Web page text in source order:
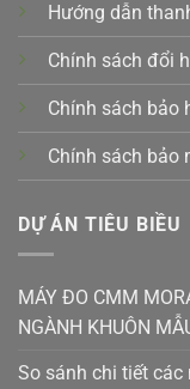
Hướng dẫn
Chính sách đổi
Chính sách bảo
Chính sách bảo
DỰ ÁN TIÊU BIỀU
MÁY ĐO CMM
NGÀNH KHUÔN
So sánh chi tiết